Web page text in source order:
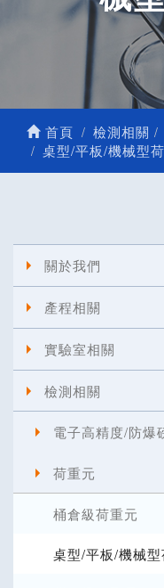
首頁 檢測相關
桌型/平板/機械型
關於我們
產程相關
實驗室相關
檢測相關
電子高精度/防爆
荷重元
桶倉級荷重元
桌型/平板/機械